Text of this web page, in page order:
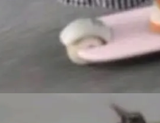
分片构建，单个数据
设计层面就被消除
乎不占资源。当 cel
恢复 SQLite 数据
的唯一真相...
Z Fold8 Ultra / Z
么是中低端机器，
17、REDMI No
么是vivo X300 E这
Ultra / Z Fold8 /
月22日发布，且全
Galaxy，它们本该
目——DeltaDB，一
一次编辑操作的版
Access 阶段。 De
landing page 最显
between com
之间写出来的。git
183 亿美元
博客（VC 分
度业绩报告，Spac